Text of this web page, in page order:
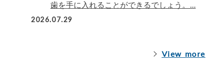
歯を手に入れることができるでしょう。...
2026.07.29
View more